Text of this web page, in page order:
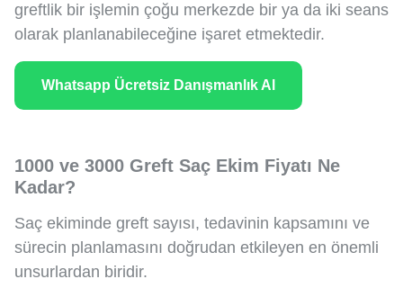
greftlik bir işlemin çoğu merkezde bir ya da iki seans
olarak planlanabileceğine işaret etmektedir.
Whatsapp Ücretsiz Danışmanlık Al
1000 ve 3000 Greft Saç Ekim Fiyatı Ne
Kadar?
Saç ekiminde greft sayısı, tedavinin kapsamını ve
sürecin planlamasını doğrudan etkileyen en önemli
unsurlardan biridir.